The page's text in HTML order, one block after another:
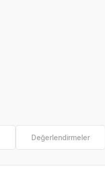
Değerlendirmeler